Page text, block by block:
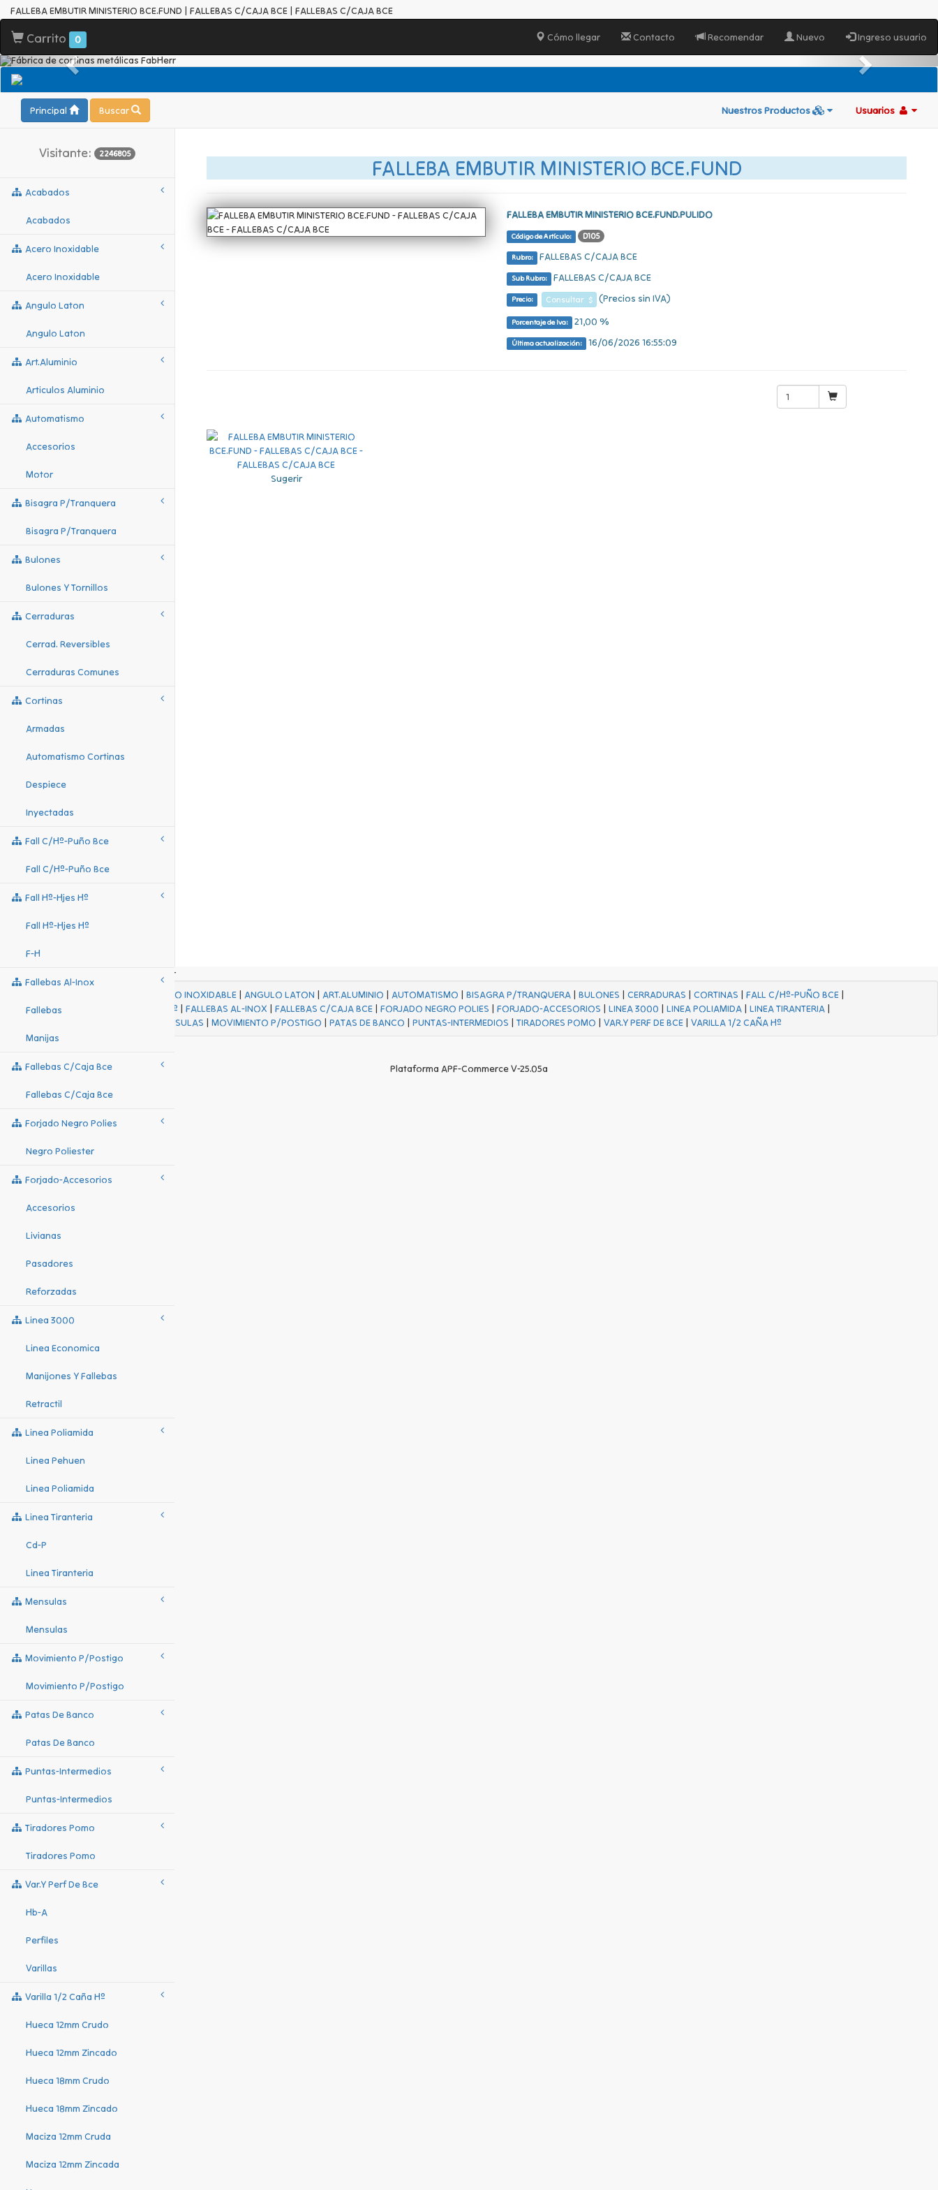
FALLEBA EMBUTIR MINISTERIO BCE.FUND | FALLEBAS C/CAJA BCE | FALLEBAS C/CAJA BCE
Carrito 0 Cómo llegar Contacto Recomendar Nuevo Ingreso usuario
Principal Buscar Nuestros Productos Usuarios
Visitante: 2246805
Acabados
Acabados
Acero Inoxidable
Acero Inoxidable
Angulo Laton
Angulo Laton
Art.aluminio
Articulos Aluminio
Automatismo
Accesorios
Motor
Bisagra P/tranquera
Bisagra P/tranquera
Bulones
Bulones Y Tornillos
Cerraduras
Cerrad. Reversibles
Cerraduras Comunes
Cortinas
Armadas
Automatismo Cortinas
Despiece
Inyectadas
Fall C/hº-Puño Bce
Fall C/hº-Puño Bce
Fall Hº-Hjes Hº
Fall Hº-Hjes Hº
F-H
Fallebas Al-Inox
Fallebas
Manijas
Fallebas C/caja Bce
Fallebas C/caja Bce
Forjado Negro Polies
Negro Poliester
Forjado-Accesorios
Accesorios
Livianas
Pasadores
Reforzadas
Linea 3000
Linea Economica
Manijones Y Fallebas
Retractil
Linea Poliamida
Linea Pehuen
Linea Poliamida
Linea Tiranteria
Cd-P
Linea Tiranteria
Mensulas
Mensulas
Movimiento P/postigo
Movimiento P/postigo
Patas De Banco
Patas De Banco
Puntas-Intermedios
Puntas-Intermedios
Tiradores Pomo
Tiradores Pomo
Var.y Perf De Bce
Hb-A
Perfiles
Varillas
Varilla 1/2 Caña Hº
Hueca 12mm Crudo
Hueca 12mm Zincado
Hueca 18mm Crudo
Hueca 18mm Zincado
Maciza 12mm Cruda
Maciza 12mm Zincada
FALLEBA EMBUTIR MINISTERIO BCE.FUND
FALLEBA EMBUTIR MINISTERIO BCE.FUND.PULIDO
Código de Artículo: D105
Rubro: FALLEBAS C/CAJA BCE
Sub Rubro: FALLEBAS C/CAJA BCE
Precio: Consultar $ (Precios sin IVA)
Porcentaje de Iva: 21,00 %
Última actualización: 16/06/2026 16:55:09
Sugerir
ACERO INOXIDABLE| ANGULO LATON | ART.ALUMINIO | AUTOMATISMO | BISAGRA P/TRANQUERA| BULONES | CERRADURAS | CORTINAS | FALL C/Hº-PUÑO BCE|
FALL Hº-HJES Hº |FALLEBAS AL-INOX |FALLEBAS C/CAJA BCE |FORJADO NEGRO POLIES |FORJADO-ACCESORIOS |LINEA 3000 |LINEA POLIAMIDA |LINEA TIRANTERIA |
MENSULAS | MOVIMIENTO P/POSTIGO | PATAS DE BANCO | PUNTAS-INTERMEDIOS | TIRADORES POMO | VAR.Y PERF DE BCE| VARILLA 1/2 CAÑA Hº
Plataforma APF-Commerce V-25.05a